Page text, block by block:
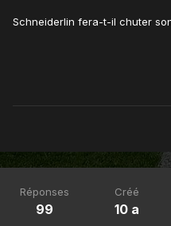
Schneiderlin fera-t-il chuter
Réponses
99
Créé
10 a